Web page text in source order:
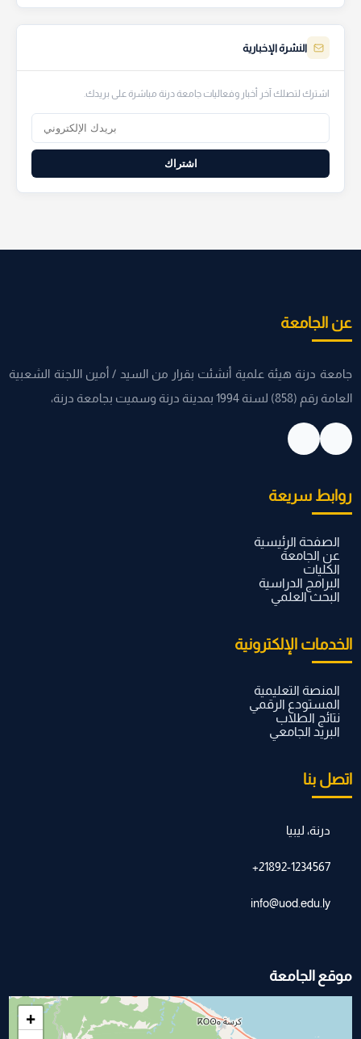
النشرة الإخبارية
اشترك لتصلك آخر أخبار وفعاليات جامعة درنة مباشرة على بريدك.
اشتراك
عن الجامعة
جامعة درنة هيئة علمية أنشئت بقرار من السيد / أمين اللجنة الشعبية
العامة رقم (858) لسنة 1994 بمدينة درنة وسميت بجامعة درنة،
روابط سريعة
الصفحة الرئيسية
عن الجامعة
الكليات
البرامج الدراسية
البحث العلمي
الخدمات الإلكترونية
المنصة التعليمية
المستودع الرقمي
نتائج الطلاب
البريد الجامعي
اتصل بنا
درنة، ليبيا
21892-1234567+
info@uod.edu.ly
موقع الجامعة
+